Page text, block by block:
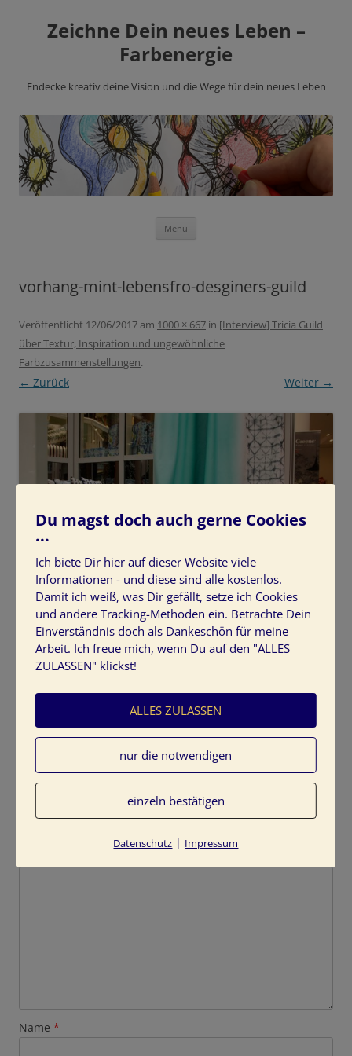
Zeichne Dein neues Leben –
Farbenergie
Endecke kreativ deine Vision und die Wege für dein neues Leben
Menü
vorhang-mint-lebensfro-desginers-guild
Veröffentlicht 12/06/2017am 1000 × 667 in [Interview] Tricia Guild
über Textur, Inspiration und ungewöhnliche
Farbzusammenstellungen.
← Zurück Weiter →
Vorhang in Mint
vorhang-mint-lebensfreude-desginers-guild
Schreibe einen Kommentar
Deine E-Mail-Adresse wird nicht veröffentlicht.
Name *
Du magst doch auch gerne Cookies
...
Ich biete Dir hier auf dieser Website viele
Informationen - und diese sind alle kostenlos.
Damit ich weiß, was Dir gefällt, setze ich Cookies
und andere Tracking-Methoden ein. Betrachte Dein
Einverständnis doch als Dankeschön für meine
Arbeit. Ich freue mich, wenn Du auf den "ALLES
ZULASSEN" klickst!
ALLES ZULASSEN
nur die notwendigen
einzeln bestätigen
Datenschutz | Impressum